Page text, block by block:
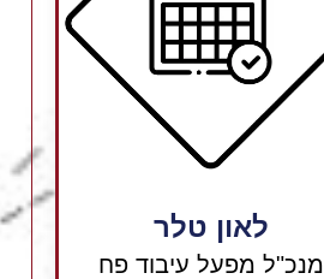
לאון טלר
מנכ"ל מפעל עיבוד פח